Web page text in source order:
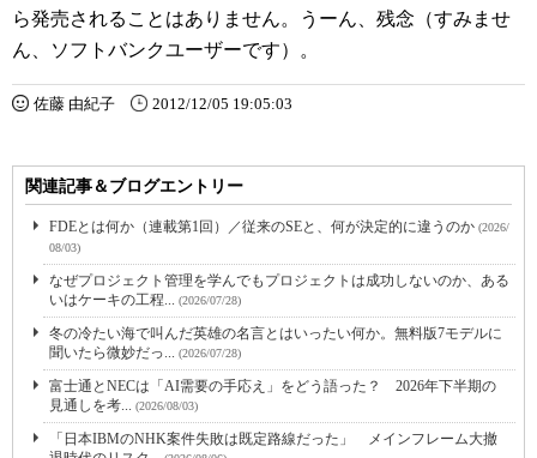
ら発売されることはありません。うーん、残念（すみませ
ん、ソフトバンクユーザーです）。
佐藤 由紀子 2012/12/05 19:05:03
関連記事＆ブログエントリー
FDEとは何か（連載第1回）／従来のSEと、何が決定的に違うのか (2026/
08/03)
なぜプロジェクト管理を学んでもプロジェクトは成功しないのか、ある
いはケーキの工程... (2026/07/28)
冬の冷たい海で叫んだ英雄の名言とはいったい何か。無料版7モデルに
聞いたら微妙だっ... (2026/07/28)
富士通とNECは「AI需要の手応え」をどう語った？ 2026年下半期の
見通しを考... (2026/08/03)
「日本IBMのNHK案件失敗は既定路線だった」 メインフレーム大撤